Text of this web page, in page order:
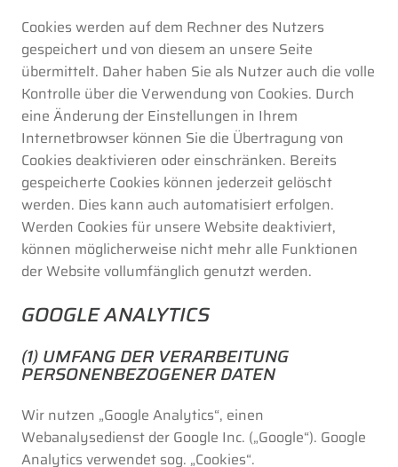
Cookies werden auf dem Rechner des Nutzers
gespeichert und von diesem an unsere Seite
übermittelt. Daher haben Sie als Nutzer auch die volle
Kontrolle über die Verwendung von Cookies. Durch
eine Änderung der Einstellungen in Ihrem
Internetbrowser können Sie die Übertragung von
Cookies deaktivieren oder einschränken. Bereits
gespeicherte Cookies können jederzeit gelöscht
werden. Dies kann auch automatisiert erfolgen.
Werden Cookies für unsere Website deaktiviert,
können möglicherweise nicht mehr alle Funktionen
der Website vollumfänglich genutzt werden.
GOOGLE ANALYTICS
(1) UMFANG DER VERARBEITUNG
PERSONENBEZOGENER DATEN
Wir nutzen „Google Analytics“, einen
Webanalysedienst der Google Inc. („Google“). Google
Analytics verwendet sog. „Cookies“.